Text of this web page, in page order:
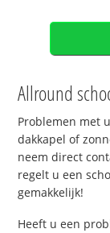
Allround
Problemen met
dakkapel of
neem direct
regelt u een
gemakkelijk!
Heeft u een